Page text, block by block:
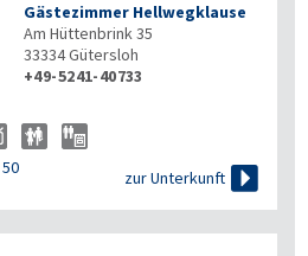
Gästezimmer Hellwegklause
Am Hüttenbrink 35
33334Gütersloh
+49-5241-40733
50
zur Unterkunft 